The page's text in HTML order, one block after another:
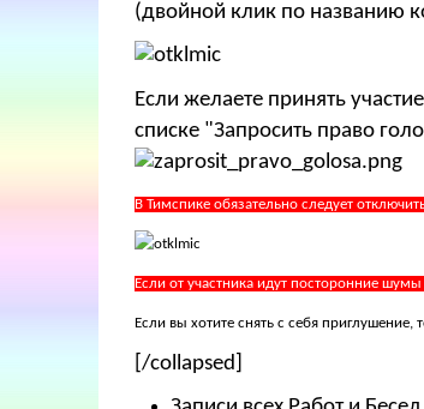
(двойной клик по названию
Если желаете принять
списке "Запросить право
В Тимспике обязательно следует
Если от участника идут посторонние
Если вы хотите снять с себя
[/collapsed]